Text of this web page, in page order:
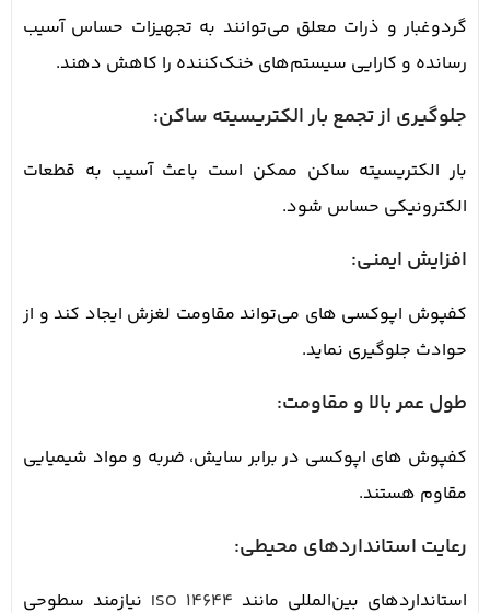
گردوغبار و ذرات معلق می‌توانند به تجهیزات حساس آسیب
رسانده و کارایی سیستم‌های خنک‌کننده را کاهش دهند.
جلوگیری از تجمع بار الکتریسیته ساکن:
بار الکتریسیته ساکن ممکن است باعث آسیب به قطعات
الکترونیکی حساس شود.
افزایش ایمنی:
کفپوش اپوکسی های می‌تواند مقاومت لغزش ایجاد کند و از
حوادث جلوگیری نماید.
طول عمر بالا و مقاومت:
کفپوش های اپوکسی در برابر سایش، ضربه و مواد شیمیایی
مقاوم هستند.
رعایت استانداردهای محیطی:
استانداردهای بین‌المللی مانند ISO 14644 نیازمند سطوحی